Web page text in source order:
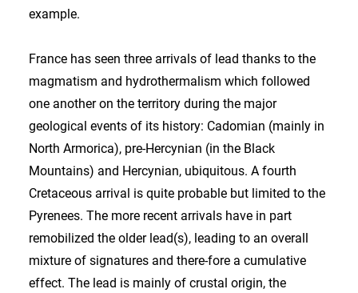
example.
France has seen three arrivals of lead thanks to the
magmatism and hydrothermalism which followed
one another on the territory during the major
geological events of its history: Cadomian (mainly in
North Armorica), pre-Hercynian (in the Black
Mountains) and Hercynian, ubiquitous. A fourth
Cretaceous arrival is quite probable but limited to the
Pyrenees. The more recent arrivals have in part
remobilized the older lead(s), leading to an overall
mixture of signatures and there-fore a cumulative
effect. The lead is mainly of crustal origin, the